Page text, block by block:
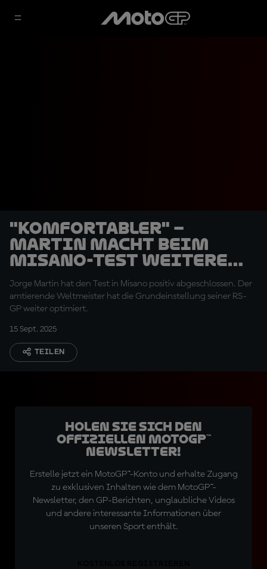
"Komfortabler" –
Martin macht beim
Misano-Test weitere
Fortschritte
Jorge Martin hat den Test in Misano positiv abgeschlossen. Der
amtierende Weltmeister hat die Grundeinstellung seiner RS-
GP weiter optimiert.
15 Sept. 2025
TEILEN
Holen Sie sich den
offiziellen MotoGP™
Newsletter!
Erstelle jetzt ein MotoGP™-Konto und erhalte Zugang
zu exklusiven Inhalten wie dem MotoGP™-
Newsletter, den GP-Berichten, unglaubliche Videos
und andere interessante Informationen über
unseren Sport enthält.